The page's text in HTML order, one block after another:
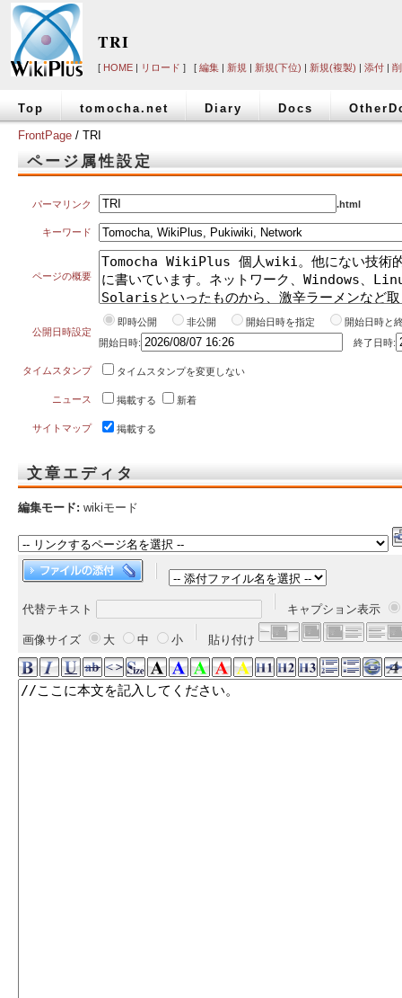
TRI
[ HOME | リロード ] [ 編集 | 新規 | 新規(下位) | 新規(複製) | 添付 |
Top tomocha.net Diary Docs
FrontPage / TRI
ページ属性設定
パーマリンク .html
キーワード
ページの概要
公開日時設定
即時公開 非公開 開始日時を指定
開始日時と
開始日時:
終了日時:
タイムスタンプ タイムスタンプを変更しない
ニュース 掲載する 新着
サイトマップ 掲載する
文章エディタ
編集モード: wikiモード
代替テキスト キャプション表示
画像サイズ 大 中 小 貼り付け